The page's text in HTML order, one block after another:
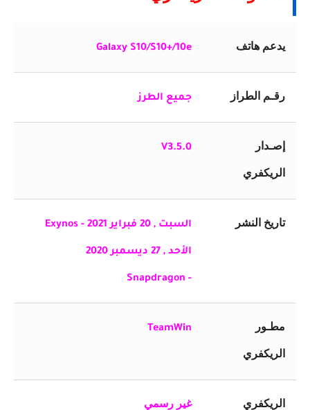
يدعم هاتف Galaxy S10/S10+/10e
رقـم الطراز جميع الطرز
إصـدار
الريكفري
V3.5.0
تاريخ النشر السبت , 20 فبراير 2021 - Exynos
الأحد , 27 ديسمبر 2020
- Snapdragon
مطـور
الريكفري
TeamWin
الريكفري غير رسمي